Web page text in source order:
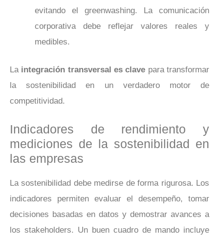
evitando el greenwashing. La comunicación
corporativa debe reflejar valores reales y
medibles.
La integración transversal es clave para transformar
la sostenibilidad en un verdadero motor de
competitividad.
Indicadores de rendimiento y
mediciones de la sostenibilidad en
las empresas
La sostenibilidad debe medirse de forma rigurosa. Los
indicadores permiten evaluar el desempeño, tomar
decisiones basadas en datos y demostrar avances a
los stakeholders. Un buen cuadro de mando incluye